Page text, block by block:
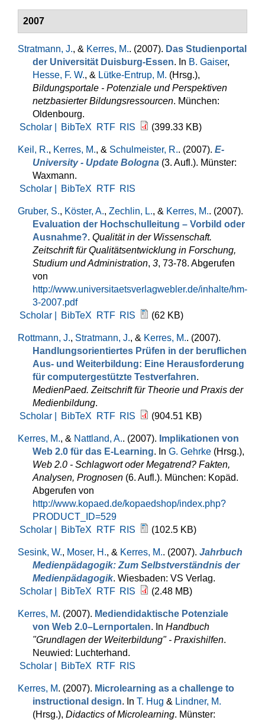
2007
Stratmann, J., & Kerres, M.. (2007). Das Studienportal
der Universität Duisburg-Essen. In B. Gaiser,
Hesse, F. W., & Lütke-Entrup, M. (Hrsg.),
Bildungsportale - Potenziale und Perspektiven
netzbasierter Bildungsressourcen. München:
Oldenbourg.
Scholar |
BibTeX RTF RIS (399.33 KB)
Keil, R., Kerres, M., & Schulmeister, R.. (2007). E-
University - Update Bologna (3. Aufl.). Münster:
Waxmann.
Scholar |
BibTeX RTF RIS
Gruber, S., Köster, A., Zechlin, L., & Kerres, M.. (2007).
Evaluation der Hochschulleitung – Vorbild oder
Ausnahme?. Qualität in der Wissenschaft.
Zeitschrift für Qualitätsentwicklung in Forschung,
Studium und Administration, 3, 73-78. Abgerufen
von
http://www.universitaetsverlagwebler.de/inhalte/hm-
3-2007.pdf
Scholar |
BibTeX RTF RIS (62 KB)
Rottmann, J., Stratmann, J., & Kerres, M.. (2007).
Handlungsorientiertes Prüfen in der beruflichen
Aus- und Weiterbildung: Eine Herausforderung
für computergestützte Testverfahren.
MedienPaed. Zeitschrift für Theorie und Praxis der
Medienbildung.
Scholar |
BibTeX RTF RIS (904.51 KB)
Kerres, M., & Nattland, A.. (2007). Implikationen von
Web 2.0 für das E-Learning. In G. Gehrke (Hrsg.),
Web 2.0 - Schlagwort oder Megatrend? Fakten,
Analysen, Prognosen (6. Aufl.). München: Kopäd.
Abgerufen von
http://www.kopaed.de/kopaedshop/index.php?
PRODUCT_ID=529
Scholar |
BibTeX RTF RIS (102.5 KB)
Sesink, W., Moser, H., & Kerres, M.. (2007). Jahrbuch
Medienpädagogik: Zum Selbstverständnis der
Medienpädagogik. Wiesbaden: VS Verlag.
Scholar |
BibTeX RTF RIS (2.48 MB)
Kerres, M. (2007). Mediendidaktische Potenziale
von Web 2.0–Lernportalen. In Handbuch
"Grundlagen der Weiterbildung" - Praxishilfen.
Neuwied: Luchterhand.
Scholar |
BibTeX RTF RIS
Kerres, M. (2007). Microlearning as a challenge to
instructional design. In T. Hug & Lindner, M.
(Hrsg.), Didactics of Microlearning. Münster: